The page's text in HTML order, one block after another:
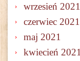
wrzesień 2021
czerwiec 2021
maj 2021
kwiecień 2021